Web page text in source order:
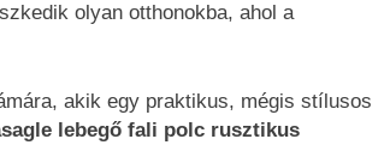
olyan otthonokba, ahol a
akik egy praktikus, mégis stílusos
lebegő fali polc rusztikus